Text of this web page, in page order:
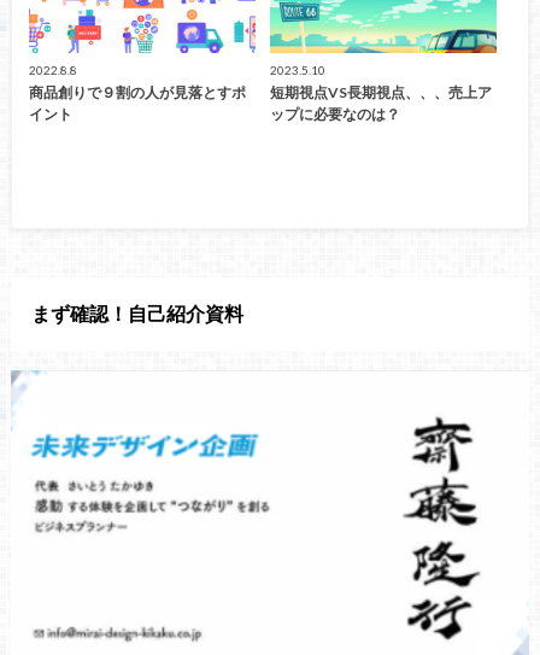
2022.8.8
商品創りで９割の人が見落とすポ
イント
2023.5.10
短期視点VS長期視点、、、売上ア
ップに必要なのは？
まず確認！自己紹介資料